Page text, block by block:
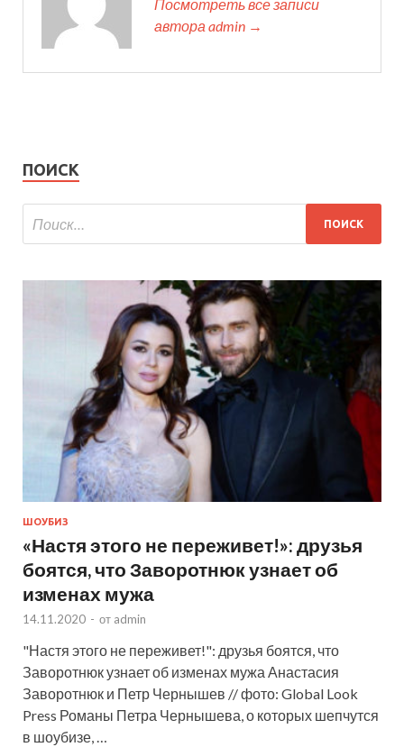
Посмотреть все записи
автора admin →
ПОИСК
ШОУБИЗ
«Настя этого не переживет!»: друзья
боятся, что Заворотнюк узнает об
изменах мужа
14.11.2020 - от admin
"Настя этого не переживет!": друзья боятся, что
Заворотнюк узнает об изменах мужа Анастасия
Заворотнюк и Петр Чернышев // фото: Global Look
Press Романы Петра Чернышева, о которых шепчутся
в шоубизе, …